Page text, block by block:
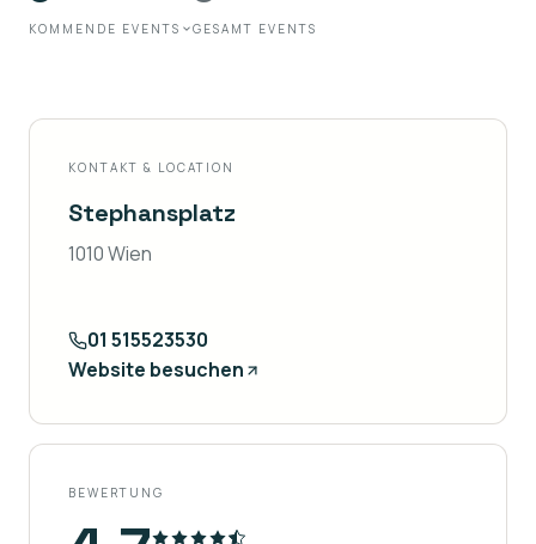
KOMMENDE EVENTS GESAMT EVENTS
KONTAKT & LOCATION
Stephansplatz
1010 Wien
01 515523530
Website besuchen
BEWERTUNG